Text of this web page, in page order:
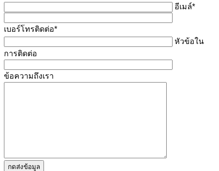
อีเมล์*
เบอร์โทรติดต่อ*
หัวข้อใน
การติดต่อ
ข้อความถึงเรา